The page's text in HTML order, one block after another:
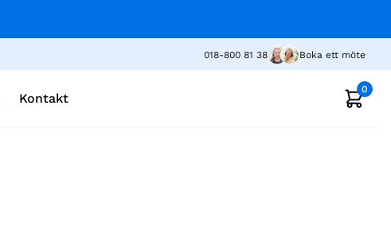
018-800 81 38 Boka ett möte
Kontakt
0